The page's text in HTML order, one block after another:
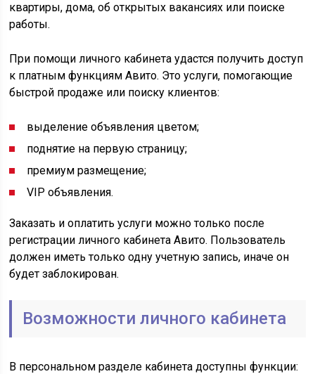
квартиры, дома, об открытых вакансиях или поиске
работы.
При помощи личного кабинета удастся получить доступ
к платным функциям Авито. Это услуги, помогающие
быстрой продаже или поиску клиентов:
выделение объявления цветом;
поднятие на первую страницу;
премиум размещение;
VIP объявления.
Заказать и оплатить услуги можно только после
регистрации личного кабинета Авито. Пользователь
должен иметь только одну учетную запись, иначе он
будет заблокирован.
Возможности личного кабинета
В персональном разделе кабинета доступны функции: